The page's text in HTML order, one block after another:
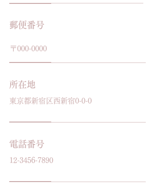
郵便番号
〒000-0000
所在地
東京都新宿区西新宿0-0-0
電話番号
12-3456-7890